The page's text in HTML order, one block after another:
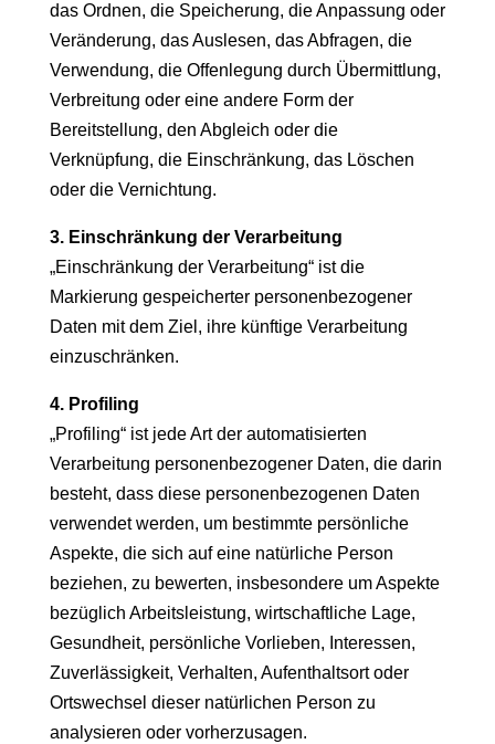
das Ordnen, die Speicherung, die Anpassung oder
Veränderung, das Auslesen, das Abfragen, die
Verwendung, die Offenlegung durch Übermittlung,
Verbreitung oder eine andere Form der
Bereitstellung, den Abgleich oder die
Verknüpfung, die Einschränkung, das Löschen
oder die Vernichtung.
3. Einschränkung der Verarbeitung
„Einschränkung der Verarbeitung“ ist die
Markierung gespeicherter personenbezogener
Daten mit dem Ziel, ihre künftige Verarbeitung
einzuschränken.
4. Profiling
„Profiling“ ist jede Art der automatisierten
Verarbeitung personenbezogener Daten, die darin
besteht, dass diese personenbezogenen Daten
verwendet werden, um bestimmte persönliche
Aspekte, die sich auf eine natürliche Person
beziehen, zu bewerten, insbesondere um Aspekte
bezüglich Arbeitsleistung, wirtschaftliche Lage,
Gesundheit, persönliche Vorlieben, Interessen,
Zuverlässigkeit, Verhalten, Aufenthaltsort oder
Ortswechsel dieser natürlichen Person zu
analysieren oder vorherzusagen.